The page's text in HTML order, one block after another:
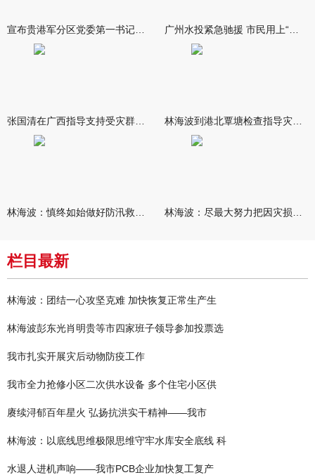
栏目最新
林海波：团结一心攻坚克难 加快恢复正常生产生
林海波彭东光肖明贵等市四家班子领导参加投票选
我市扎实开展灾后动物防疫工作
我市全力抢修小区二次供水设备 多个住宅小区供
赓续浔郁百年星火 弘扬抗洪实干精神——我市
林海波：以底线思维极限思维守牢水库安全底线 科
水退人进机声响——我市PCB企业加快复工复产